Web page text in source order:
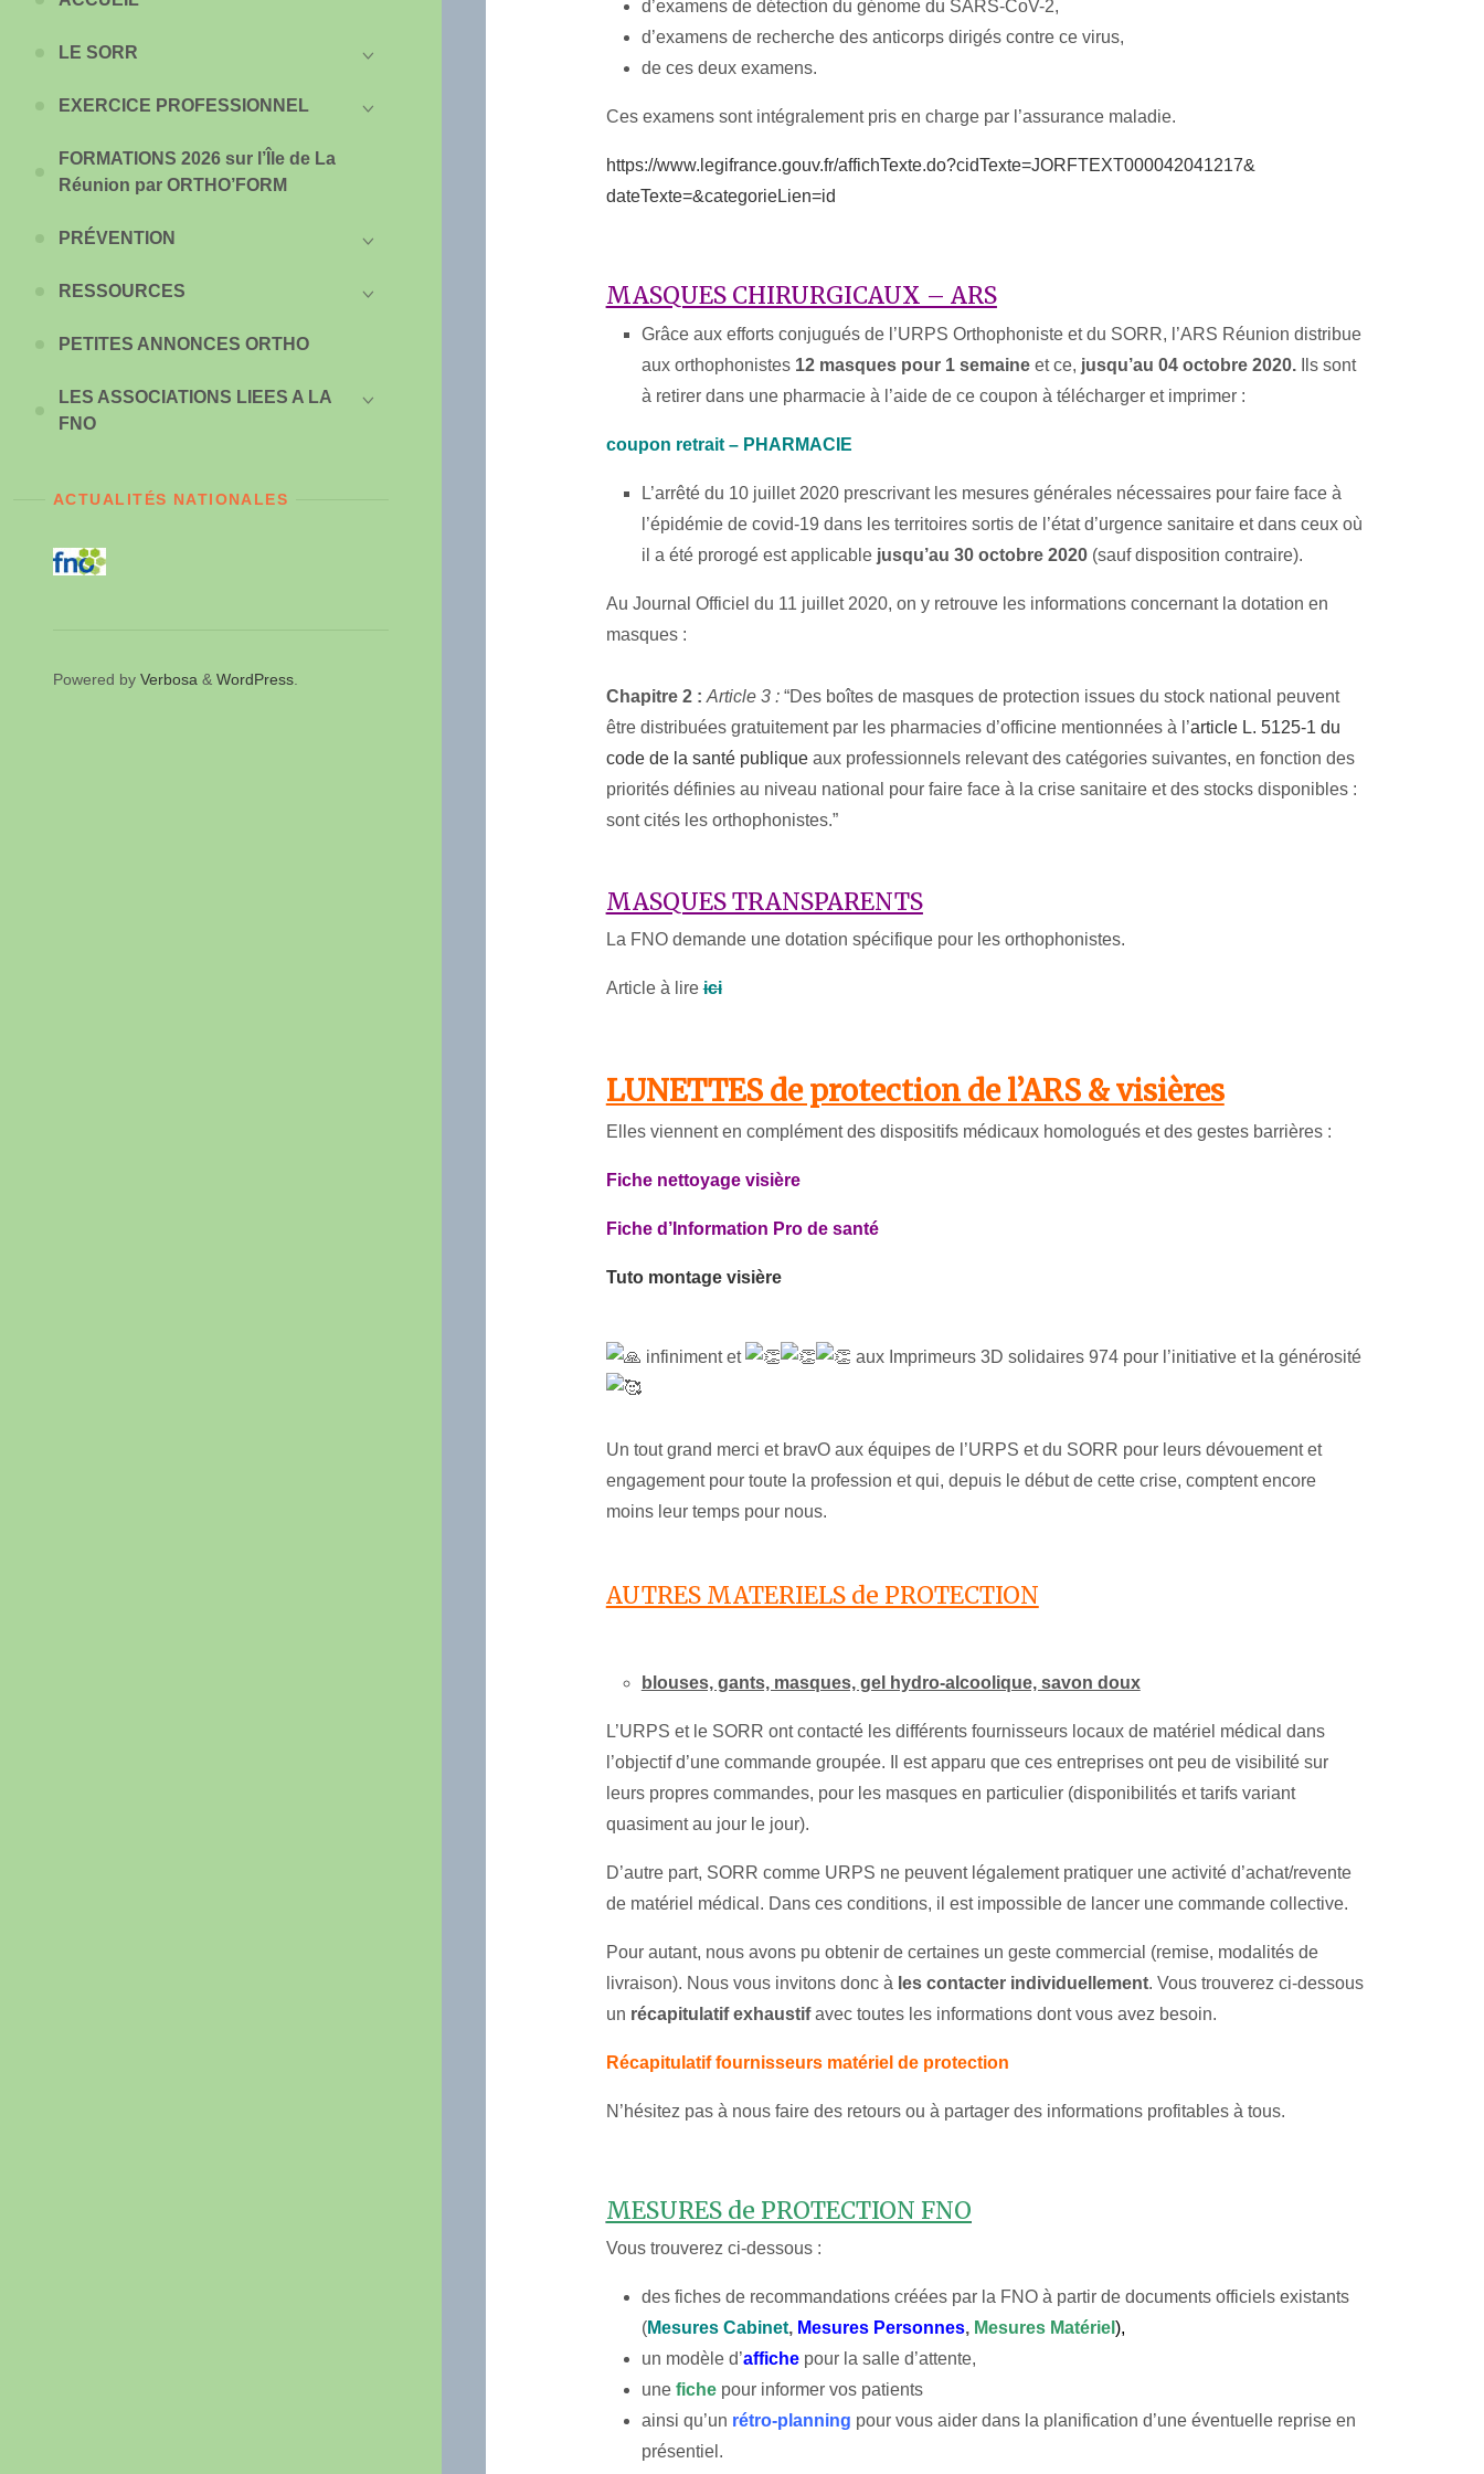
LE SORR
EXERCICE PROFESSIONNEL
FORMATIONS 2026 sur l’Île de La
Réunion par ORTHO’FORM
PRÉVENTION
RESSOURCES
PETITES ANNONCES ORTHO
LES ASSOCIATIONS LIEES A LA
FNO
ACTUALITÉS NATIONALES
Powered by Verbosa & WordPress
d’examens de détection du génome du SARS-CoV-2,
d’examens de recherche des anticorps dirigés contre ce virus,
de ces deux examens.
Ces examens sont intégralement pris en charge par l’assurance maladie.
https://www.legifrance.gouv.fr/affichTexte.do?cidTexte=JORFTEXT000042041217&
dateTexte=&categorieLien=id
MASQUES CHIRURGICAUX – ARS
Grâce aux efforts conjugués de l’URPS Orthophoniste et du SORR, l’ARS Réunion distribue
aux orthophonistes 12 masques pour 1 semaineet ce, jusqu’au 04 octobre 2020.Ils sont
à retirer dans une pharmacie à l’aide de ce coupon à télécharger et imprimer :
coupon retrait – PHARMACIE
L’arrêté du 10 juillet 2020 prescrivant les mesures générales nécessaires pour faire face à
l’épidémie de covid-19 dans les territoires sortis de l’état d’urgence sanitaire et dans ceux où
il a été prorogé est applicable jusqu’au 30 octobre 2020(sauf disposition contraire).
Au Journal Officiel du 11 juillet 2020, on y retrouve les informations concernant la dotation en
masques :
Chapitre 2 : Article 3 :“Des boîtes de masques de protection issues du stock national peuvent
être distribuées gratuitement par les pharmacies d’officine mentionnées à l’article L. 5125-1 du
code de la santé publiqueaux professionnels relevant des catégories suivantes, en fonction des
priorités définies au niveau national pour faire face à la crise sanitaire et des stocks disponibles :
sont cités les orthophonistes.”
MASQUES TRANSPARENTS
La FNO demande une dotation spécifique pour les orthophonistes.
Article à lireici
LUNETTES de protection de l’ARS & visières
Elles viennent en complément des dispositifs médicaux homologués et des gestes barrières :
Fiche nettoyage visière
Fiche d’Information Pro de santé
Tuto montage visière
infiniment et aux Imprimeurs 3D solidaires 974 pour l’initiative et la générosité
Un tout grand merci et bravO aux équipes de l’URPS et du SORR pour leurs dévouement et
engagement pour toute la profession et qui, depuis le début de cette crise, comptent encore
moins leur temps pour nous.
AUTRES MATERIELS de PROTECTION
blouses, gants, masques, gel hydro-alcoolique, savon doux
L’URPS et le SORR ont contacté les différents fournisseurs locaux de matériel médical dans
l’objectif d’une commande groupée. Il est apparu que ces entreprises ont peu de visibilité sur
leurs propres commandes, pour les masques en particulier (disponibilités et tarifs variant
quasiment au jour le jour).
D’autre part, SORR comme URPS ne peuvent légalement pratiquer une activité d’achat/revente
de matériel médical. Dans ces conditions, il est impossible de lancer une commande collective.
Pour autant, nous avons pu obtenir de certaines un geste commercial (remise, modalités de
livraison). Nous vous invitons donc à les contacter individuellement. Vous trouverez ci-dessous
un récapitulatif exhaustifavec toutes les informations dont vous avez besoin.
Récapitulatif fournisseurs matériel de protection
N’hésitez pas à nous faire des retours ou à partager des informations profitables à tous.
MESURES de PROTECTION FNO
Vous trouverez ci-dessous :
des fiches de recommandations créées par la FNO à partir de documents officiels existants
(Mesures Cabinet, Mesures Personnes, MesuresMatériel ),
un modèle d’affichepour la salle d’attente,
une fiche pour informer vos patients
ainsi qu’un rétro-planning pour vous aider dans la planification d’une éventuelle reprise en
présentiel.